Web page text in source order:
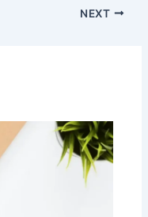
NEXT